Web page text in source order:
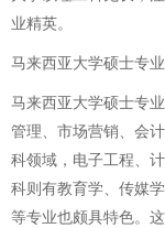
业精英。
马来西亚大学硕士专业
马来西亚大学硕士专
管理、市场营销、会
科领域，电子工程、
科则有教育学、传媒
等专业也颇具特色。